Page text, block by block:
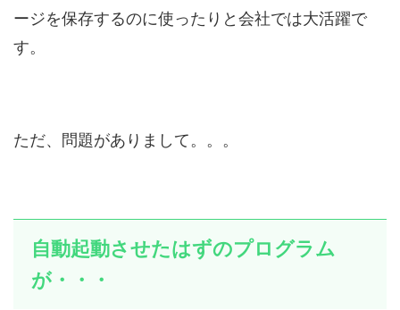
ージを保存するのに使ったりと会社では大活躍で
す。
ただ、問題がありまして。。。
自動起動させたはずのプログラム
が・・・